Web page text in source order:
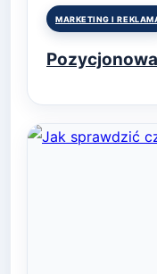
Posted
MARKETING I